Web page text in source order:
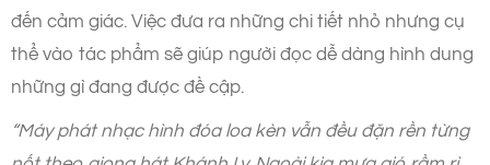
đến cảm giác. Việc đưa ra những chi tiết nhỏ nhưng cụ
thể vào tác phẩm sẽ giúp người đọc dễ dàng hình dung
những gì đang được đề cập.
“Máy phát nhạc hình đóa loa kèn vẫn đều đặn rền từng